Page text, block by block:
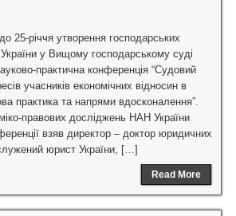
25-річчя утворення господарських
України у Вищому господарському суді
практична конференція “Судовий
учасників економічних відносин в
практика та напрями вдосконалення”.
правових досліджень НАН України
взяв директор – доктор юридичних
юрист України, […]
Read More